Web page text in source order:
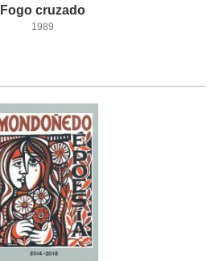
Fogo cruzado
1989